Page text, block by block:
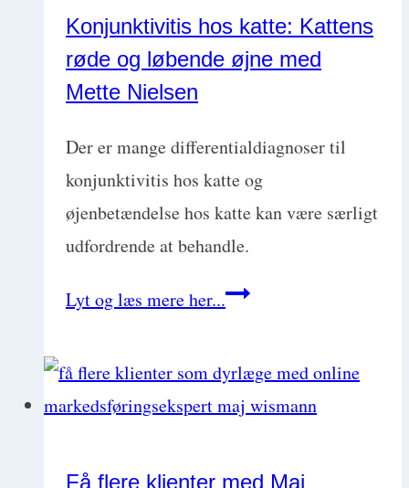
skanning
med
Kiessling
Konjunktivitis hos katte: Kattens
røde og løbende øjne med
Mette Nielsen
Der er mange differentialdiagnoser til
konjunktivitis hos katte og
øjenbetændelse hos katte kan være særligt
udfordrende at behandle.
Lyt og læs mere her...Konjunktivitis
katte:
Kattens
Få flere klienter med Maj